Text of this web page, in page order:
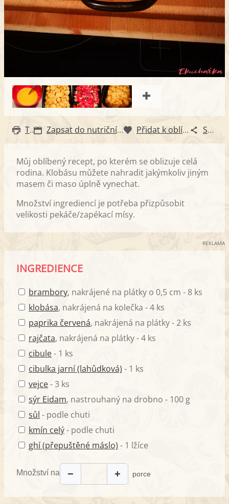
Tisk Zapsat do nutričního diáře Přidat k oblíbeným Sdílet
Můj oblíbený recept, po kterém se oblizuje celá
rodina. Klobásu můžete nahradit jakýmkoliv jiným
masem či maso úplně vynechat.
Množství ingrediencí je potřeba přizpůsobit
velikosti pekáče/zapékací mísy.
REKLAMA
INGREDIENCE
brambory, nakrájené na plátky o 0,5 cm - 8 ks
klobása, nakrájená na kolečka - 4 ks
paprika červená, nakrájená na plátky - 2 ks
rajčata, nakrájená na plátky - 4 ks
cibule- 1 ks
cibulka jarní (lahůdková) - 1 ks
vejce- 3 ks
sýr Eidam, nastrouhaný na drobno - 100 g
sůl - podle chuti
kmín celý- podle chuti
ghí (přepuštěné máslo) - 1 lžíce
Množství na − + porce